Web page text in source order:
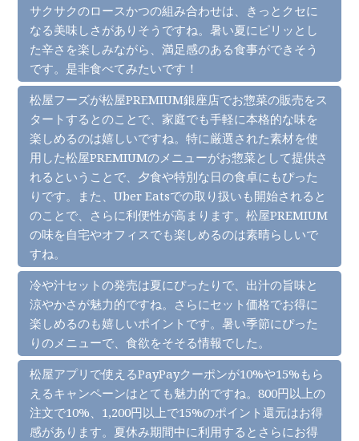
サクサクのロースかつの組み合わせは、きっとクセに
なる美味しさがありそうですね。暑い夏にピリッとし
た辛さを楽しみながら、満足感のある食事ができそう
です。是非食べてみたいです！
松屋フーズが松屋PREMIUM銀座店でお惣菜の販売をス
タートするとのことで、家庭でも手軽に本格的な味を
楽しめるのは嬉しいですね。特に厳選された素材を使
用した松屋PREMIUMのメニューがお惣菜として提供さ
れるということで、夕食や特別な日の食卓にもぴった
りです。また、Uber Eatsでの取り扱いも開始されると
のことで、さらに利便性が高まります。松屋PREMIUM
の味を自宅やオフィスでも楽しめるのは素晴らしいで
すね。
冷や汁セットの発売は夏にぴったりで、出汁の旨味と
涼やかさが魅力的ですね。さらにセット価格でお得に
楽しめるのも嬉しいポイントです。暑い季節にぴった
りのメニューで、食欲をそそる情報でした。
松屋アプリで使えるPayPayクーポンが10%や15%もら
えるキャンペーンはとても魅力的ですね。800円以上の
注文で10%、1,200円以上で15%のポイント還元はお得
感があります。夏休み期間中に利用するとさらにお得